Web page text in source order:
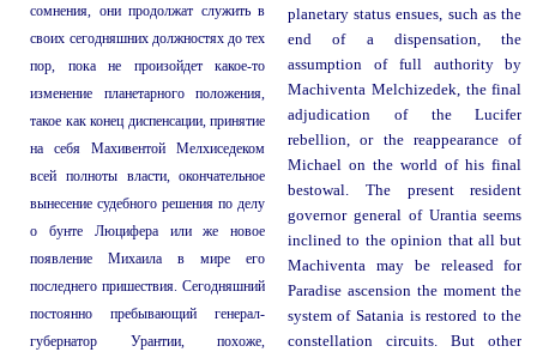
сомнения, они продолжат служить в
своих сегодняшних должностях до тех
пор, пока не произойдет какое-то
изменение планетарного положения,
такое как конец диспенсации, принятие
на себя Махивентой Мелхиседеком
всей полноты власти, окончательное
вынесение судебного решения по делу
о бунте Люцифера или же новое
появление Михаила в мире его
последнего пришествия. Сегодняшний
постоянно пребывающий генерал-
губернатор Урантии, похоже,
planetary status ensues, such as the
end of a dispensation, the
assumption of full authority by
Machiventa Melchizedek, the final
adjudication of the Lucifer
rebellion, or the reappearance of
Michael on the world of his final
bestowal. The present resident
governor general of Urantia seems
inclined to the opinion that all but
Machiventa may be released for
Paradise ascension the moment the
system of Satania is restored to the
constellation circuits. But other